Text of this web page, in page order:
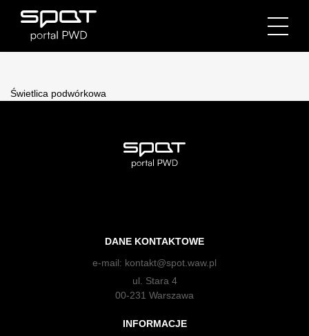
Świetlica podwórkowa
DANE KONTAKTOWE
e-mail: kontakt@spot.waw.pl
ul. Stara 4
00-231 Warszawa
INFORMACJE